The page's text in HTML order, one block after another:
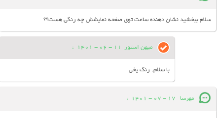
سلام ببخشید نشان دهنده ساعت توی صفحه نمایشش چه رنگی هست؟؟
میهن استور 11 - 06 - 1401
:
با سلام. رنگ یخی
مهرسا 17 - 07 - 1401
: